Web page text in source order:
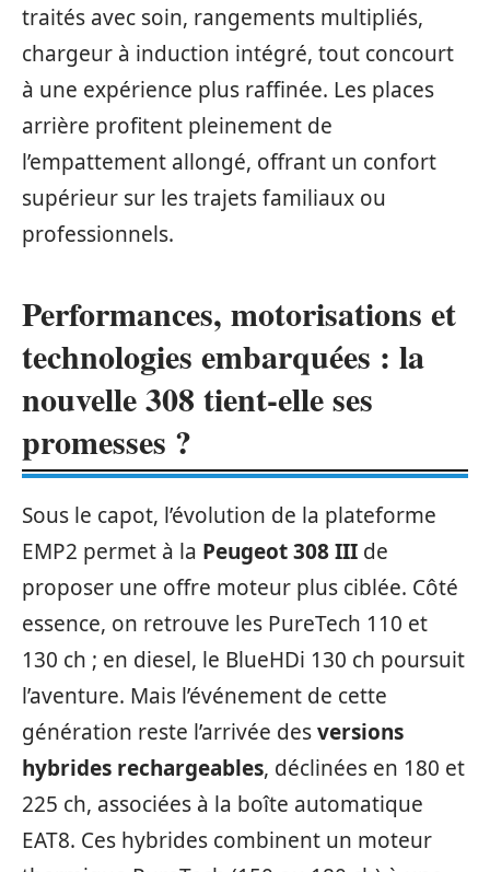
traités avec soin, rangements multipliés,
chargeur à induction intégré, tout concourt
à une expérience plus raffinée. Les places
arrière profitent pleinement de
l’empattement allongé, offrant un confort
supérieur sur les trajets familiaux ou
professionnels.
Performances, motorisations et
technologies embarquées : la
nouvelle 308 tient-elle ses
promesses ?
Sous le capot, l’évolution de la plateforme
EMP2 permet à la Peugeot 308 III de
proposer une offre moteur plus ciblée. Côté
essence, on retrouve les PureTech 110 et
130 ch ; en diesel, le BlueHDi 130 ch poursuit
l’aventure. Mais l’événement de cette
génération reste l’arrivée desversions
hybrides rechargeables, déclinées en 180 et
225 ch, associées à la boîte automatique
EAT8. Ces hybrides combinent un moteur